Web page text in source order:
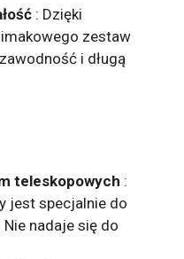
: Dzięki
zestaw
i długą
teleskopowych :
jest specjalnie do
nadaje się do